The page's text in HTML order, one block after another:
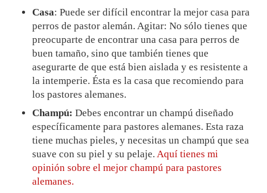
Casa: Puede ser difícil encontrar la mejor casa para
perros de pastor alemán. Agitar: No sólo tienes que
preocuparte de encontrar una casa para perros de
buen tamaño, sino que también tienes que
asegurarte de que está bien aislada y es resistente a
la intemperie. Ésta es la casa que recomiendo para
los pastores alemanes.
Champú: Debes encontrar un champú diseñado
específicamente para pastores alemanes. Esta raza
tiene muchas pieles, y necesitas un champú que sea
suave con su piel y su pelaje.Aquí tienes mi
opinión sobre el mejor champú para pastores
alemanes.